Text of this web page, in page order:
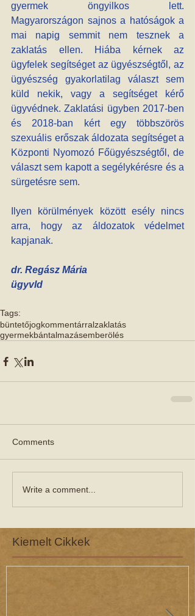
gyermek öngyilkos lett.
Magyarországon sajnos a hatóságok a
mai napig semmit nem tesznek a
zaklatás ellen. Hiába kérnek az
ügyfelek segítséget az ügyészségtől, az
ügyészség gyakorlatilag választ sem
küld nekik, vagy a segítséget kérő
ügyvédnek. Zaklatási ügyben 2017-ben
és 2018-ban kért egy többszörös
szexuális erőszak áldozata segítséget a
Központi Nyomozó Főügyészségtől, de
választ sem kapott a segélykérésre és a
sürgetésre sem.
Ilyen körülmények között esély nincs
arra, hogy az áldozatok védelmet
kapjanak.
dr. Regász Mária
ügyvld
Tags:
büntetőjogkommentárralzaklatás
gyermekbántalmazásemberölés
Comments
Write a comment...
Kiemelt Cikkek